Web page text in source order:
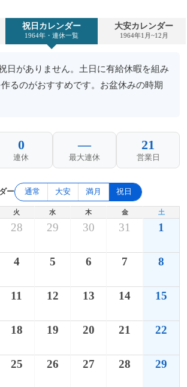
祝日カレンダー
1964年・連休一覧
大安カレンダー
1964年1月~12月
日がありません。土日に有給休暇を組み
るのがおすすめです。お盆休みの時期
0
連休
—
最大連休
21
営業日
ー 通常 大安 満月 祝日
火 水 木 金 土
28 29 30 31 1
4 5 6 7 8
11 12 13 14 15
18 19 20 21 22
25 26 27 28 29